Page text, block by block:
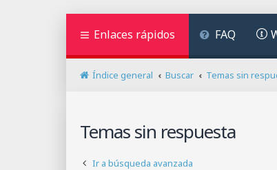
Enlaces rápidos FAQ
Índice general Buscar Temas sin
Temas sin respuesta
Ir a búsqueda avanzada